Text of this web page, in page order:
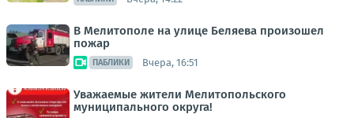
В Мелитополе на улице Беляева произошел
пожар
ПАБЛИКИ Вчера, 16:51
Уважаемые жители Мелитопольского
муниципального округа!